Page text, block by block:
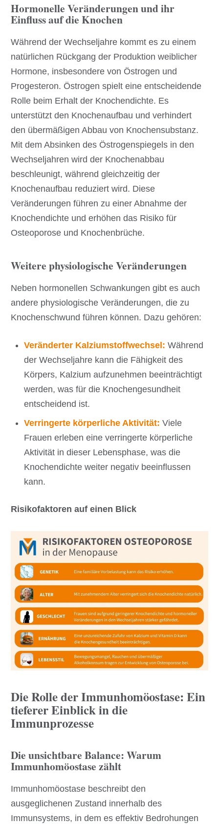
Hormonelle Veränderungen und ihr
Einfluss auf die Knochen
Während der Wechseljahre kommt es zu einem
natürlichen Rückgang der Produktion weiblicher
Hormone, insbesondere von Östrogen und
Progesteron. Östrogen spielt eine entscheidende
Rolle beim Erhalt der Knochendichte. Es
unterstützt den Knochenaufbau und verhindert
den übermäßigen Abbau von Knochensubstanz.
Mit dem Absinken des Östrogenspiegels in den
Wechseljahren wird der Knochenabbau
beschleunigt, während gleichzeitig der
Knochenaufbau reduziert wird. Diese
Veränderungen führen zu einer Abnahme der
Knochendichte und erhöhen das Risiko für
Osteoporose und Knochenbrüche.
Weitere physiologische Veränderungen
Neben hormonellen Schwankungen gibt es auch
andere physiologische Veränderungen, die zu
Knochenschwund führen können. Dazu gehören:
Veränderter Kalziumstoffwechsel: Während
der Wechseljahre kann die Fähigkeit des
Körpers, Kalzium aufzunehmen beeinträchtigt
werden, was für die Knochengesundheit
entscheidend ist.
Verringerte körperliche Aktivität: Viele
Frauen erleben eine verringerte körperliche
Aktivität in dieser Lebensphase, was die
Knochendichte weiter negativ beeinflussen
kann.
Risikofaktoren auf einen Blick
Die Rolle der Immunhomöostase: Ein
tieferer Einblick in die
Immunprozesse
Die unsichtbare Balance: Warum
Immunhomöostase zählt
Immunhomöostase beschreibt den
ausgeglichenen Zustand innerhalb des
Immunsystems, in dem es effektiv Bedrohungen